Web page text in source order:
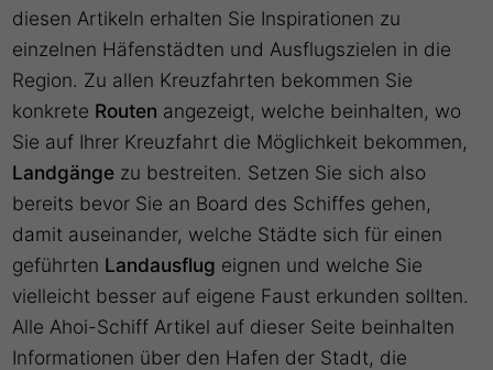
diesen Artikeln erhalten Sie Inspirationen zu
einzelnen Häfenstädten und Ausflugszielen in die
Region. Zu allen Kreuzfahrten bekommen Sie
konkrete Routen angezeigt, welche beinhalten, wo
Sie auf Ihrer Kreuzfahrt die Möglichkeit bekommen,
Landgänge zu bestreiten. Setzen Sie sich also
bereits bevor Sie an Board des Schiffes gehen,
damit auseinander, welche Städte sich für einen
geführten Landausflug eignen und welche Sie
vielleicht besser auf eigene Faust erkunden sollten.
Alle Ahoi-Schiff Artikel auf dieser Seite beinhalten
Informationen über den Hafen der Stadt, die